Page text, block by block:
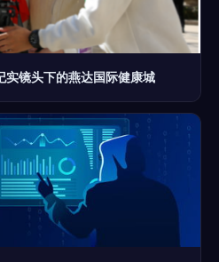
实镜头下的燕达国际健康城